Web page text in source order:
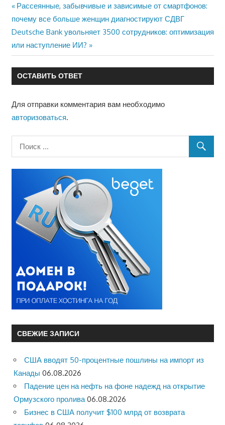
Навигация
по
записям
Предыдущая
запись:
Рассеянные, забывчивые и зависимые от смартфонов:
почему все больше женщин диагностируют СДВГ
Следующая
запись:
Deutsche Bank увольняет 3500 сотрудников: оптимизация
или наступление ИИ?
ОСТАВИТЬ ОТВЕТ
Для отправки комментария вам необходимо
авторизоваться.
СВЕЖИЕ ЗАПИСИ
США вводят 50-процентные пошлины на импорт из
Канады 06.08.2026
Падение цен на нефть на фоне надежд на открытие
Ормузского пролива 06.08.2026
Бизнес в США получит $100 млрд от возврата